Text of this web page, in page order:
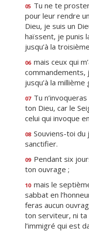
05 Tu ne te
pour leur rendre
Dieu, je suis un
haïssent, je punis
jusqu’à la
06 mais ceux qui
jusqu’à la
07 Tu
ton Dieu, car le
celui qui invoque
08 Souviens-toi du
sanctifier.
09 Pendant six
ton ouvrage ;
10 mais le
sabbat en
feras aucun
ton serviteur, ni
l’immigré qui est